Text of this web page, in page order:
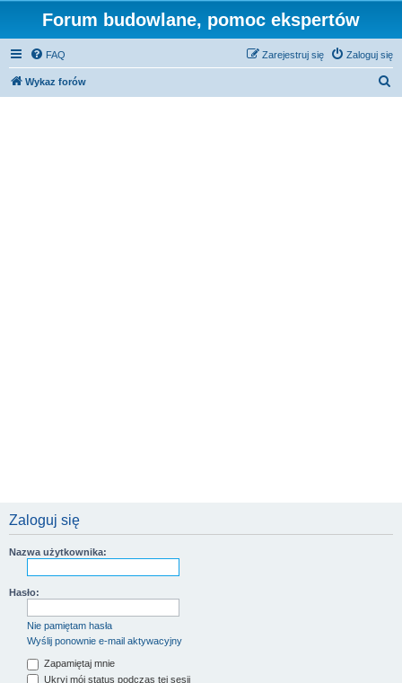
Forum budowlane, pomoc ekspertów
FAQ Zaloguj się
Zarejestruj się
Wykaz forów
Zaloguj się
Nazwa użytkownika:
Hasło:
Nie pamiętam hasła
Wyślij ponownie e-mail aktywacyjny
Zapamiętaj mnie
Ukryj mój status podczas tej sesji